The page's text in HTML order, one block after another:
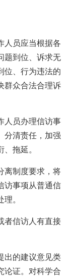
员应当根据各
题到位、诉求无
位、行为违法的
群众合法合理诉
人员办理信访事
分清责任，加强
拖延。
离制度要求，将
访事项从普通信
。
者信访人有直接
出的建议意见类
论证。对科学合